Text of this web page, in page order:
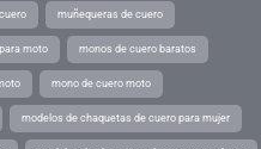
muñequeras de cuero
moto monos de cuero baratos
mono de cuero moto
modelos de chaquetas de cuero para mujer